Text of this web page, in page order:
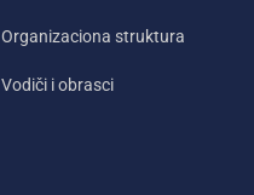
Organizaciona struktura
Vodiči i obrasci